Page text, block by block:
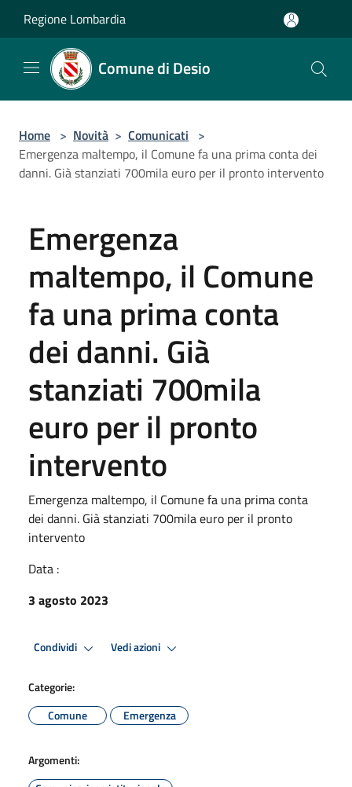
Regione Lombardia
Comune di Desio
Home > Novità > Comunicati >
Emergenza maltempo, il Comune fa una prima conta dei
danni. Già stanziati 700mila euro per il pronto intervento
Emergenza
maltempo, il Comune
fa una prima conta
dei danni. Già
stanziati 700mila
euro per il pronto
intervento
Emergenza maltempo, il Comune fa una prima conta
dei danni. Già stanziati 700mila euro per il pronto
intervento
Data :
3 agosto 2023
Condividi Vedi azioni
Categorie:
Comune
Emergenza
Argomenti: